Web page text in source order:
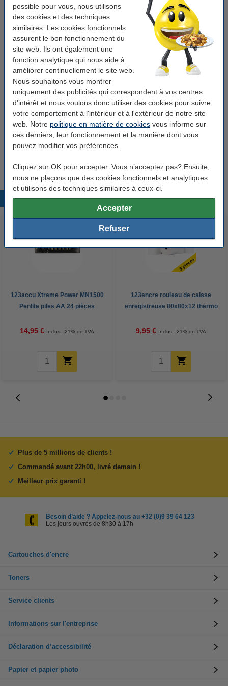
possible pour vous, nous utilisons
des cookies et des techniques
similaires. Les cookies fonctionnels
assurent le bon fonctionnement du
site web. Ils ont également une
fonction analytique qui nous aide à
améliorer continuellement le site web.
Nous souhaitons vous montrer
uniquement des publicités qui correspondent à vos centres
d'intérêt et nous voulons donc utiliser des cookies pour suivre
votre comportement à l'intérieur et à l'extérieur de notre site
web. Notre politique en matière de cookies vous informe sur
ces derniers, leur fonctionnement et la manière dont vous
pouvez modifier vos préférences.
Cliquez sur OK pour accepter. Vous n’acceptez pas? Ensuite,
nous ne plaçons que des cookies fonctionnels et analytiques
et utilisons des techniques similaires à ceux-ci.
Accepter
Refuser
Longeur de rouleau: 20 mètre
thermique
Nombre: 5
Dimensions: 57 mm x 40 mm x 12 mm (L x Ø x mandrin)
Pack avantageux !
123encre rouleau de caisse enregistreuse
57x40x12 thermo (50 pièces) - blanc
123encre rouleau de caisse enregistreuse
57x40x12 thermo (100 pièces) - blanc
Produits populaires
123accu Xtreme Power MN1500
Penlite piles AA 24 pièces
14,95 € Inclus : 21% de TVA
123encre rouleau de caisse
enregistreuse 80x80x12 thermo
9,95 € Inclus : 21% de TVA
Plus de 5 millions de clients !
Commandé avant 22h00, livré demain !
Meilleur prix garanti !
Besoin d’aide ? Appelez-nous au +32 (0)9 39 64 123
Les jours ouvrés de 8h30 à 17h
Cartouches d'encre
Toners
Service clients
Informations sur l'entreprise
Déclaration d’accessibilité
Papier et papier photo